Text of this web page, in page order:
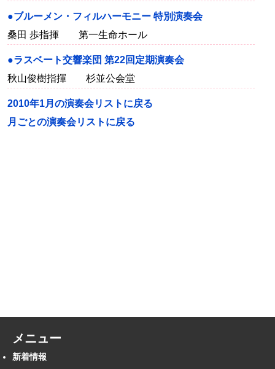
●ブルーメン・フィルハーモニー 特別演奏会
桑田 歩指揮 第一生命ホール
●ラスベート交響楽団 第22回定期演奏会
秋山俊樹指揮 杉並公会堂
2010年1月の演奏会リストに戻る
月ごとの演奏会リストに戻る
メニュー
新着情報